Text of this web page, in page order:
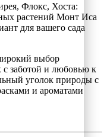
Флокс, Хоста:
растений Монт Иса
для вашего сада
выбор
заботой и любовью к
уголок природы с
и ароматами